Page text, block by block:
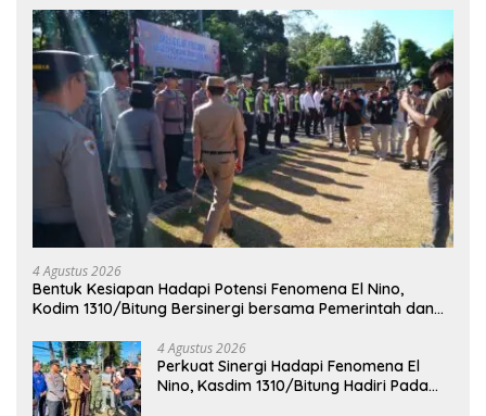
4 Agustus 2026
Bentuk Kesiapan Hadapi Potensi Fenomena El Nino,
Kodim 1310/Bitung Bersinergi bersama Pemerintah dan
Bencana
4 Agustus 2026
Perkuat Sinergi Hadapi Fenomena El
Nino, Kasdim 1310/Bitung Hadiri Pada